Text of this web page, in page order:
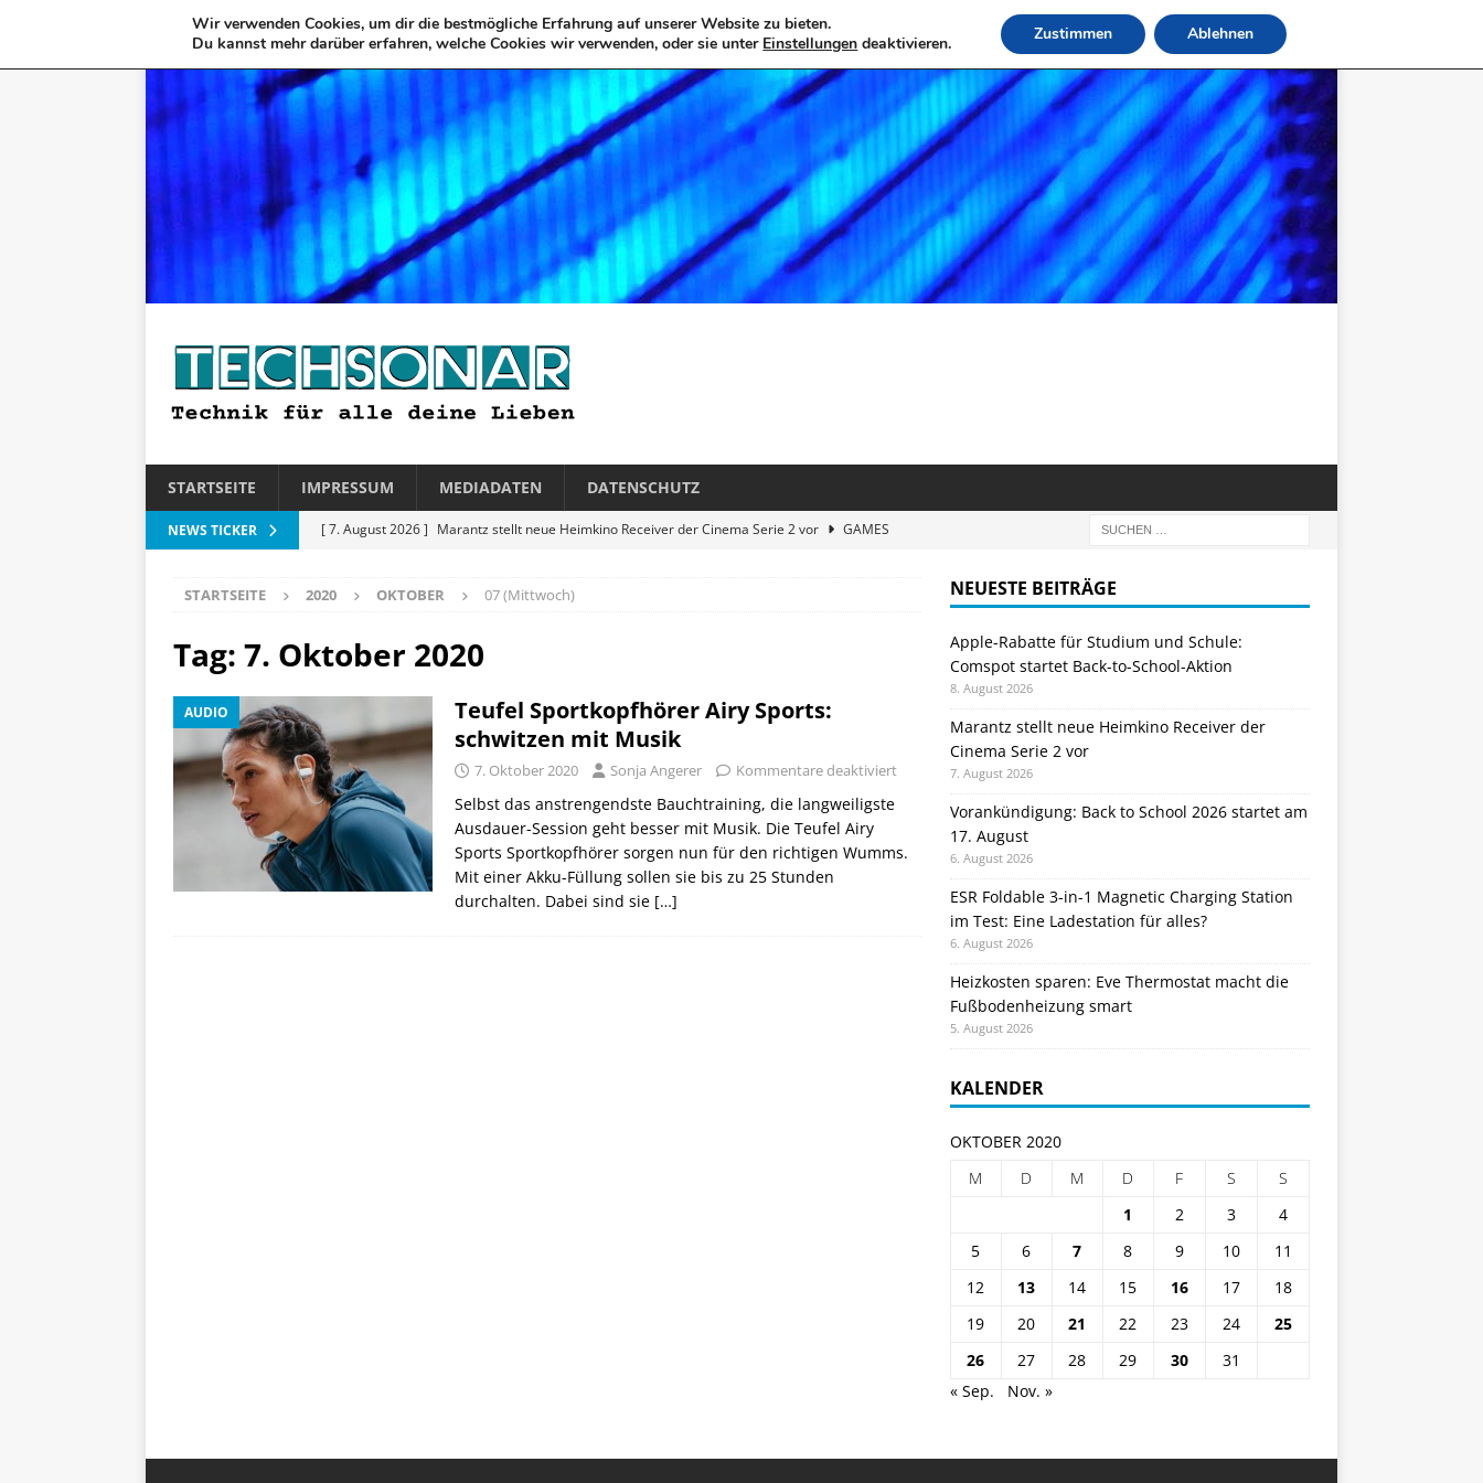
STARTSEITE IMPRESSUM MEDIADATEN DATENSCHUTZ
NEWS TICKER [ 7. August 2026 ] Marantz stellt neue Heimkino Receiver der Cinema Serie 2 vor
GAMES
[ 6. August 2026 ] ESR Foldable 3-in-1 Magnetic Charging Station im Test: Eine Ladestation für
alles?
APPLE
[ 8. August 2026 ]
Aktion
SPARTIPPS
STARTSEITE 2020 OKTOBER 07 (Mittwoch)
Tag: 7. Oktober 2020
AUDIO
Teufel Sportkopfhörer Airy Sports:
schwitzen mit Musik
7. Oktober 2020 Sonja Angerer Kommentare deaktiviert
Selbst das anstrengendste Bauchtraining, die langweiligste
Ausdauer-Session geht besser mit Musik. Die Teufel Airy
Sports Sportkopfhörer sorgen nun für den richtigen Wumms.
Mit einer Akku-Füllung sollen sie bis zu 25 Stunden
durchalten. Dabei sind sie […]
NEUESTE BEITRÄGE
Apple-Rabatte für Studium und Schule:
Comspot startet Back-to-School-Aktion
8. August 2026
Marantz stellt neue Heimkino Receiver der
Cinema Serie 2 vor
7. August 2026
Vorankündigung: Back to School 2026 startet am
17. August
6. August 2026
ESR Foldable 3-in-1 Magnetic Charging Station
im Test: Eine Ladestation für alles?
6. August 2026
Heizkosten sparen: Eve Thermostat macht die
Fußbodenheizung smart
5. August 2026
KALENDER
OKTOBER 2020
M
D M D F S
S
1
2 3
4
5
6 7 8 9 10
11
12
13 14 15 16 17
18
19
20 21 22 23 24
25
26
27 28 29 30
31
« Sep.
Nov. »
Wir verwenden Cookies, um dir die bestmögliche Erfahrung auf unserer Website zu bieten.
Du kannst mehr darüber erfahren, welche Cookies wir verwenden, oder sie unter Einstellungen deaktivieren. Zustimmen Ablehnen